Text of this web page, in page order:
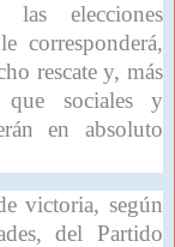
las elecciones
corresponderá,
rescate y, más
sociales y
en absoluto
victoria, según
del Partido